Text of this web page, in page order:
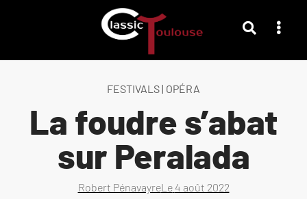
FESTIVALS| OPÉRA
La foudre s’abat
sur Peralada
Robert PénavayreLe 4 août 2022